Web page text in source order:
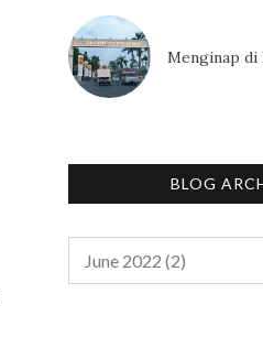
Menginap
BLOG